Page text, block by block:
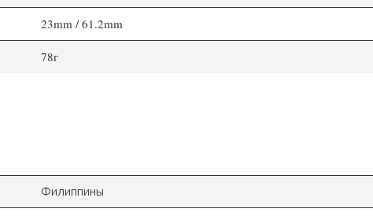
23mm / 61.2mm
78г
Филиппины